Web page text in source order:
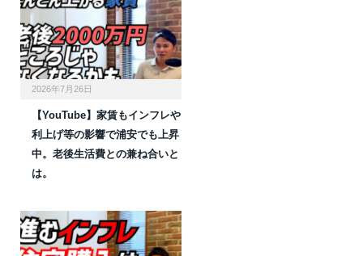
2026年7月26日
【YouTube】家賃もインフレや
利上げ等の影響で浦安でも上昇
中。老後生活費との兼ね合いと
は。